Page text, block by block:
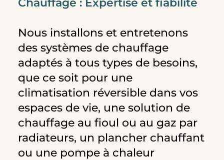
Nous installons et entretenons
des systèmes de chauffage
adaptés à tous types de besoins,
que ce soit pour une
climatisation réversible dans vos
espaces de vie, une solution de
chauffage au fioul ou au gaz par
radiateurs, un plancher chauffant
ou une pompe à chaleur